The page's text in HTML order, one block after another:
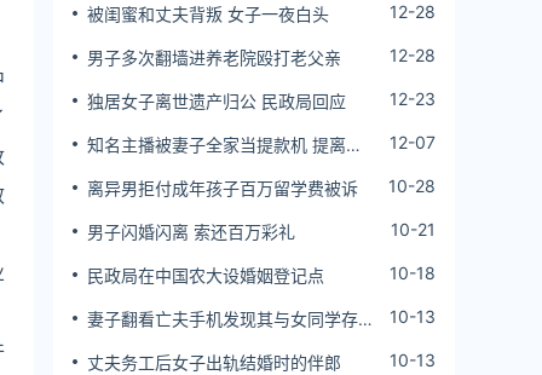
被闺蜜和丈夫背叛 女子一夜白头 12-28
男子多次翻墙进养老院殴打老父亲 12-28
独居女子离世遗产归公 民政局回应 12-23
知名主播被妻子全家当提款机 提离婚
12-07
离异男拒付成年孩子百万留学费被诉 10-28
男子闪婚闪离 索还百万彩礼 10-21
民政局在中国农大设婚姻登记点 10-18
妻子翻看亡夫手机发现其与女同学存婚
10-13
丈夫务工后女子出轨结婚时的伴郎 10-13